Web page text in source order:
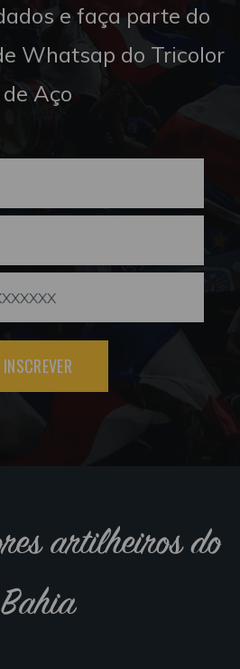
e faça parte do
Whatsap do Tricolor
de Aço
INSCREVER
artilheiros do
Bahia